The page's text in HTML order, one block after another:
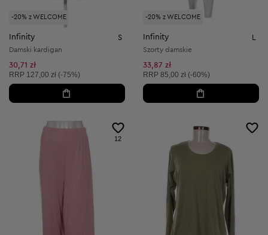
-20% z WELCOME
Infinity S
Damski kardigan
30,71 zł
Cena sugerowana:
RRP 127,00 zł (-75%)
-20% z WELCOME
Infinity L
Szorty damskie
33,87 zł
Cena sugerowana:
RRP 85,00 zł (-60%)
12